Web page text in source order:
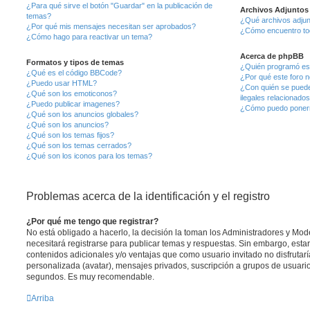
¿Para qué sirve el botón "Guardar" en la publicación de
temas?
¿Por qué mis mensajes necesitan ser aprobados?
¿Cómo hago para reactivar un tema?
Formatos y tipos de temas
¿Qué es el código BBCode?
¿Puedo usar HTML?
¿Qué son los emoticonos?
¿Puedo publicar imagenes?
¿Qué son los anuncios globales?
¿Qué son los anuncios?
¿Qué son los temas fijos?
¿Qué son los temas cerrados?
¿Qué son los iconos para los temas?
Archivos Adjuntos
¿Qué archivos
¿Cómo encuentro
Acerca de phpBB
¿Quién programó
¿Por qué este foro
¿Con quién se
ilegales
¿Cómo puedo
Problemas acerca de la identificación y el registro
¿Por qué me tengo que registrar?
No está obligado a hacerlo, la decisión la toman los Administradores y
necesitará registrarse para publicar temas y respuestas. Sin embargo,
contenidos adicionales y/o ventajas que como usuario invitado no
personalizada (avatar), mensajes privados, suscripción a grupos de
segundos. Es muy recomendable.
Arriba